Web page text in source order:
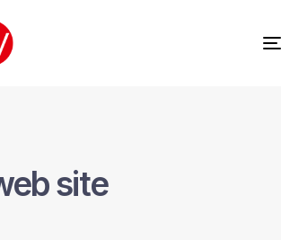
site